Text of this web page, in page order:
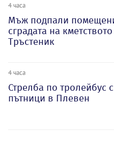
4 часа
Мъж подпали
сградата на
Тръстеник
4 часа
Стрелба по тролейбус с
пътници в Плевен